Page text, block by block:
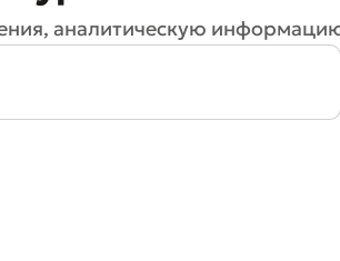
аналитическую